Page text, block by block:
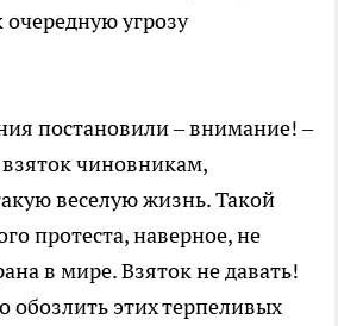
угрозу
постановили – внимание! –
чиновникам,
веселую жизнь. Такой
протеста, наверное, не
в мире. Взяток не давать!
обозлить этих терпеливых